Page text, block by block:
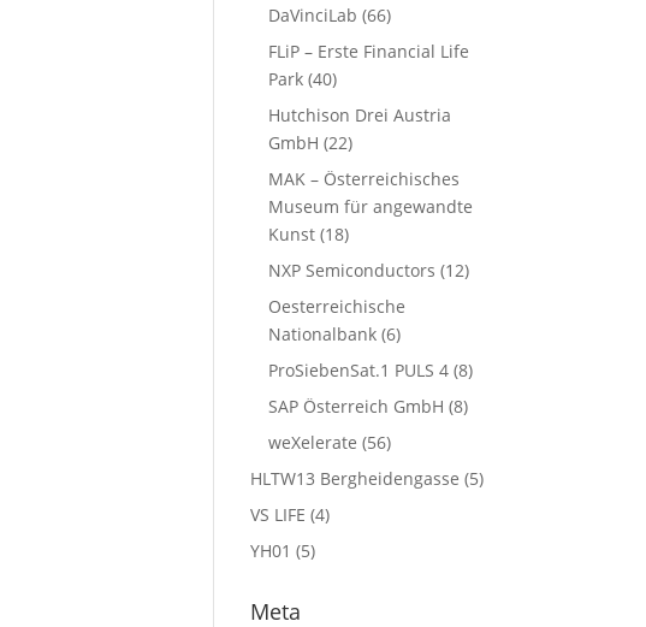
DaVinciLab (66)
FLiP – Erste Financial Life
Park (40)
Hutchison Drei Austria
GmbH (22)
MAK – Österreichisches
Museum für angewandte
Kunst (18)
NXP Semiconductors (12)
Oesterreichische
Nationalbank (6)
ProSiebenSat.1 PULS 4 (8)
SAP Österreich GmbH (8)
weXelerate (56)
HLTW13 Bergheidengasse (5)
VS LIFE (4)
YH01 (5)
Meta